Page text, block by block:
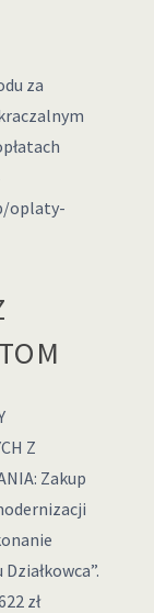
za
oplaty-
Z
Zakup
zł